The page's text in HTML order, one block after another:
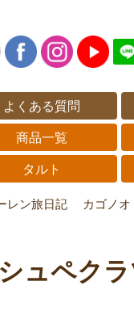
よくある質問
商品一覧
タルト
レン旅日記 カゴノ
ペクラ